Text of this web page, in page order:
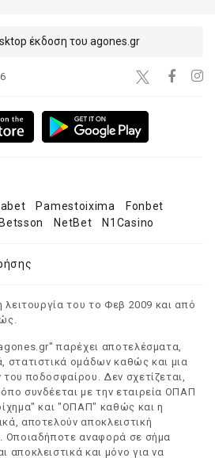
έκδοση του agones.gr
Pamestoixima
Fonbet
Betsson NetBet N1Casino
λειτουργία του το Φεβ 2009 και από
παρέχει αποτελέσματα,
στατιστικά ομάδων καθώς και μια
ποδοσφαίρου. Δεν σχετίζεται,
συνδέεται με την εταιρεία ΟΠΑΠ
και "ΟΠΑΠ" καθώς και η
αποτελούν αποκλειστική
Οποιαδήποτε αναφορά σε σήμα
αποκλειστικά και μόνο για να